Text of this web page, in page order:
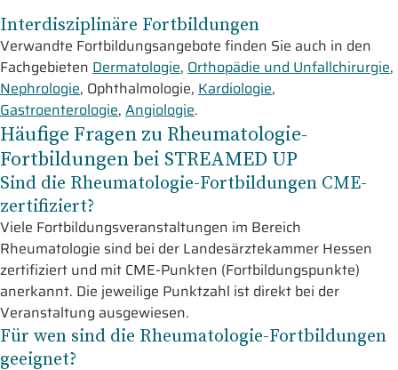
Interdisziplinäre Fortbildungen
Verwandte Fortbildungsangebote finden Sie auch in den
Fachgebieten Dermatologie, Orthopädie und Unfallchirurgie,
Nephrologie, Ophthalmologie, Kardiologie,
Gastroenterologie, Angiologie.
Häufige Fragen zu Rheumatologie-
Fortbildungen bei STREAMED UP
Sind die Rheumatologie-Fortbildungen CME-
zertifiziert?
Viele Fortbildungsveranstaltungen im Bereich
Rheumatologie sind bei der Landesärztekammer Hessen
zertifiziert und mit CME-Punkten (Fortbildungspunkte)
anerkannt. Die jeweilige Punktzahl ist direkt bei der
Veranstaltung ausgewiesen.
Für wen sind die Rheumatologie-Fortbildungen
geeignet?